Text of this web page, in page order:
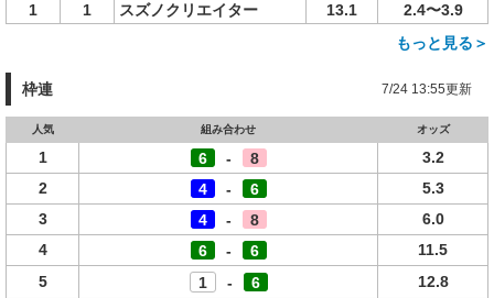
1
1 スズノクリエイター 13.1
2.4〜3.9
もっと見る＞
枠連 7/24 13:55更新
人気 組み合わせ オッズ
1 6 - 8
3.2
2
4 - 6
5.3
3
4 - 8
6.0
4
6 - 6
11.5
5
1 - 6 12.8